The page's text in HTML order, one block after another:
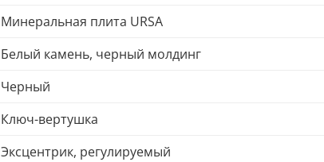
Минеральная плита URSA
Белый камень, черный молдинг
Черный
Ключ-вертушка
Эксцентрик, регулируемый